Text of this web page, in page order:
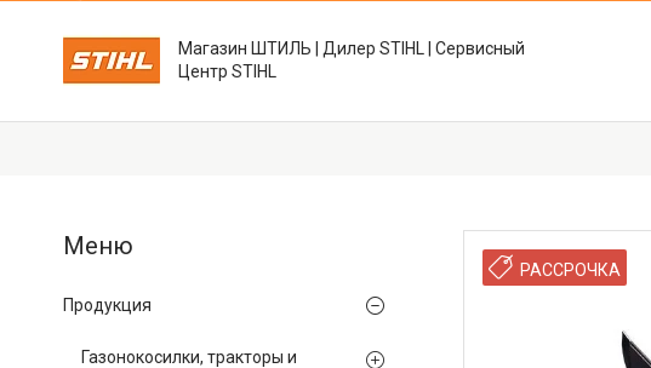
Магазин ШТИЛЬ | Дилер STIHL | Сервисный
Центр STIHL
РАССРОЧКА
Продукция
Газонокосилки, тракторы и